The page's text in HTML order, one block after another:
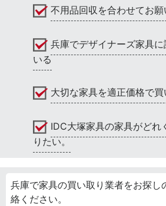
不用品回収を合わせてお願
兵庫でデザイナーズ家具
いる
大切な家具を適正価格で
IDC大塚家具の家具がどれ
りたい。
兵庫で家具の買い取り業者をお探し
絡ください。